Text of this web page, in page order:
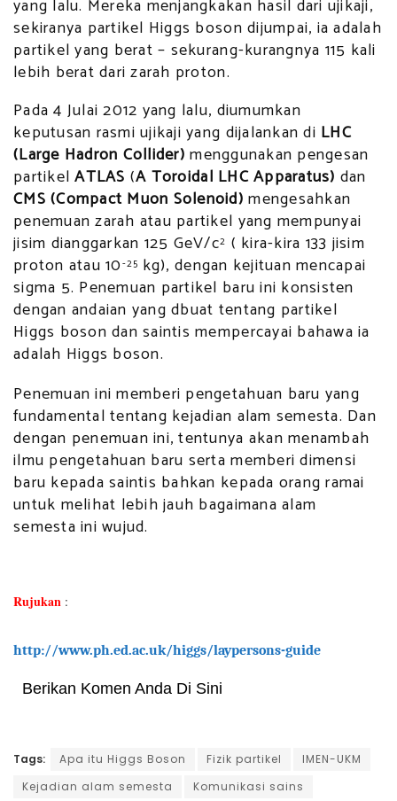
yang lalu. Mereka menjangkakan hasil dari ujikaji,
sekiranya partikel Higgs boson dijumpai, ia adalah
partikel yang berat – sekurang-kurangnya 115 kali
lebih berat dari zarah proton.
Pada 4 Julai 2012 yang lalu, diumumkan
keputusan rasmi ujikaji yang dijalankan di LHC
(Large Hadron Collider) menggunakan pengesan
partikelATLAS (A Toroidal LHC Apparatus) dan
CMS (Compact Muon Solenoid) mengesahkan
penemuan zarah atau partikel yang mempunyai
jisim dianggarkan 125 GeV/c2 ( kira-kira 133 jisim
proton atau 10-25 kg), dengan kejituan mencapai
sigma 5. Penemuan partikel baru ini konsisten
dengan andaian yang dbuat tentang partikel
Higgs boson dan saintis mempercayai bahawa ia
adalah Higgs boson.
Penemuan ini memberi pengetahuan baru yang
fundamental tentang kejadian alam semesta. Dan
dengan penemuan ini, tentunya akan menambah
ilmu pengetahuan baru serta memberi dimensi
baru kepada saintis bahkan kepada orang ramai
untuk melihat lebih jauh bagaimana alam
semesta ini wujud.
Rujukan :
http://www.ph.ed.ac.uk/higgs/laypersons-guide
Berikan Komen Anda Di Sini
Tags: Apa itu Higgs Boson Fizik partikel
IMEN-UKM
Kejadian alam semesta
Komunikasi sains